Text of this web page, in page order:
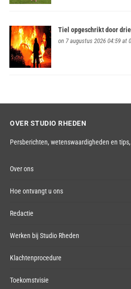
Tiel opgeschrikt door
on 7 augustus 2026 04:59 at
OVER STUDIO RHEDEN
Persberichten, wetenswaardigheden en tips,
Over ons
Hoe ontvangt u ons
Redactie
Werken bij Studio Rheden
Klachtenprocedure
Toekomstvisie